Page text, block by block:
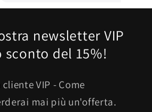
newsletter VIP
sconto del 15%!
VIP - Come
mai più un'offerta.